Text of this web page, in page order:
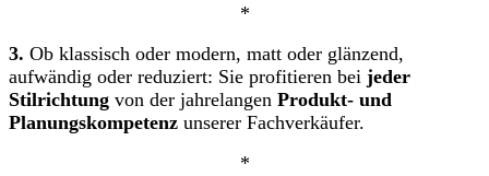
*
3. Ob klassisch oder modern, matt oder glänzend,
aufwändig oder reduziert: Sie profitieren bei jeder
Stilrichtung von der jahrelangen Produkt- und
Planungskompetenz unserer Fachverkäufer.
*